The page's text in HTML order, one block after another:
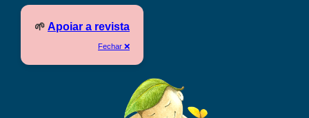
🌱 Apoiar a revista
Fechar ❌